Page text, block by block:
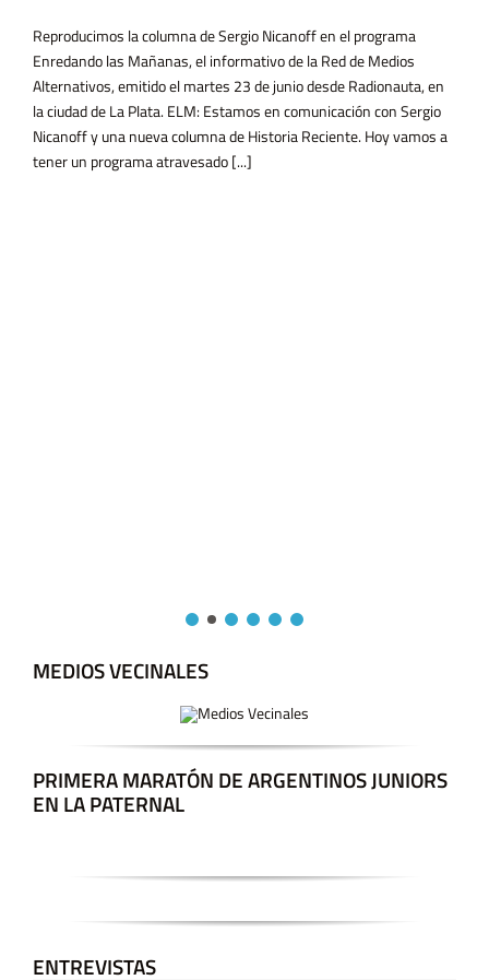
Reproducimos la columna de Sergio Nicanoff en el programa
Enredando las Mañanas, el informativo de la Red de Medios
Alternativos, emitido el martes 23 de junio desde Radionauta, en
la ciudad de La Plata. ELM: Estamos en comunicación con Sergio
Nicanoff y una nueva columna de Historia Reciente. Hoy vamos a
tener un programa atravesado [...]
MEDIOS VECINALES
PRIMERA MARATÓN DE ARGENTINOS JUNIORS
EN LA PATERNAL
ENTREVISTAS